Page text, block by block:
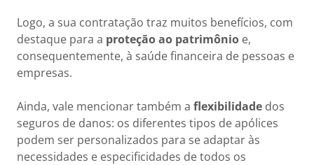
Logo, a sua contratação traz muitos benefícios, com
destaque para a proteção ao patrimônio e,
consequentemente, à saúde financeira de pessoas e
empresas.
Ainda, vale mencionar também a flexibilidade dos
seguros de danos: os diferentes tipos de apólices
podem ser personalizados para se adaptar às
necessidades e especificidades de todos os